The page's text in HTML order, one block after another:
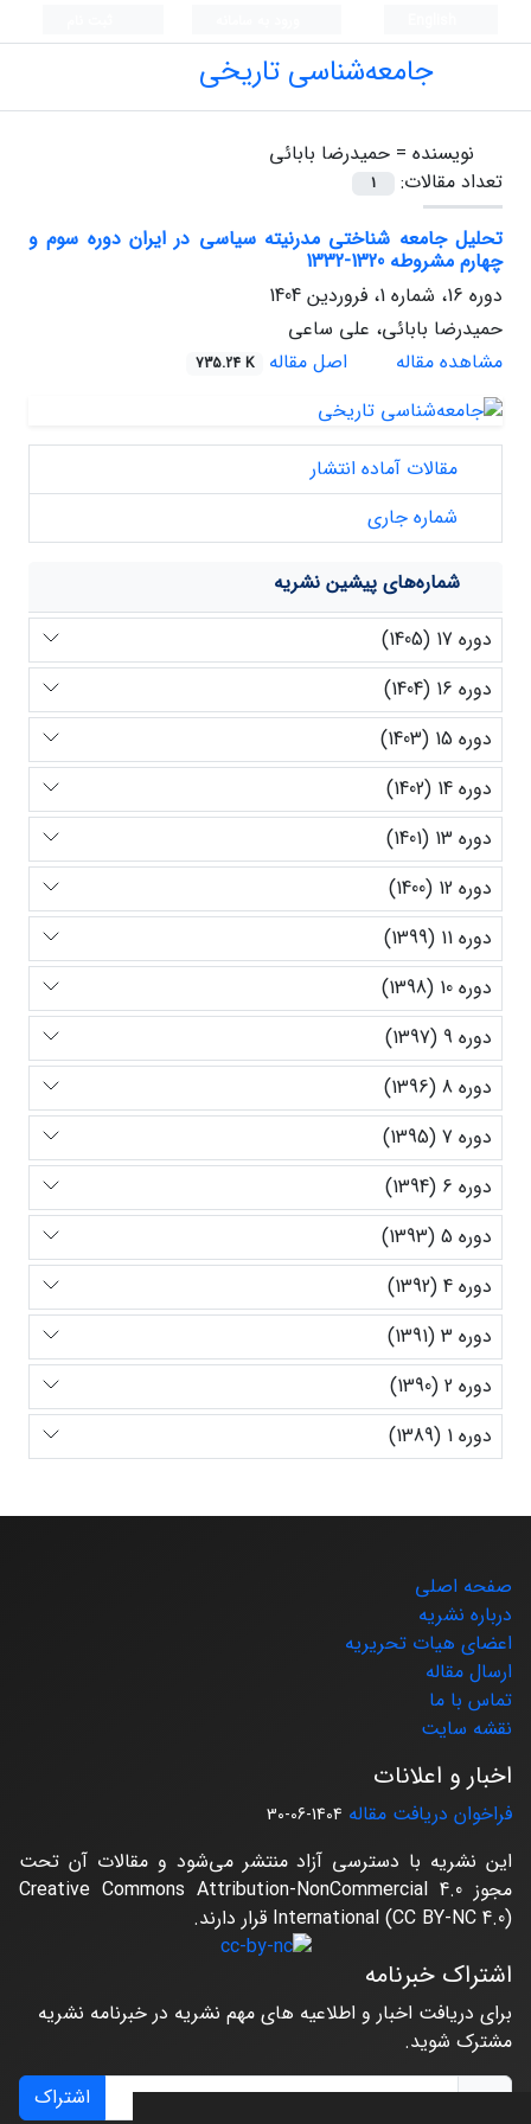
جامعه‌شناسی تاریخی
نویسنده = حمیدرضا بابائی
تعداد مقالات:
1
تحلیل جامعه شناختی مدرنیته سیاسی در ایران دوره سوم و
چهارم مشروطه 1320-1332
دوره 16، شماره 1، فروردین 1404
حمیدرضا بابائی، علی ساعی
مشاهده مقاله
اصل مقاله 735.24 K
مقالات آماده انتشار
شماره جاری
شماره‌های پیشین نشریه
دوره 17 (1405)
دوره 16 (1404)
دوره 15 (1403)
دوره 14 (1402)
دوره 13 (1401)
دوره 12 (1400)
دوره 11 (1399)
دوره 10 (1398)
دوره 9 (1397)
دوره 8 (1396)
دوره 7 (1395)
دوره 6 (1394)
دوره 5 (1393)
دوره 4 (1392)
دوره 3 (1391)
دوره 2 (1390)
دوره 1 (1389)
صفحه اصلی
درباره نشریه
اعضای هیات تحریریه
ارسال مقاله
تماس با ما
نقشه سایت
اخبار و اعلانات
فراخوان دریافت مقاله 1404-06-30
این نشریه با دسترسی آزاد منتشر می‌شود و مقالات آن تحت
مجوز Creative Commons Attribution-NonCommercial 4.0
International (CC BY-NC 4.0) قرار دارند.
اشتراک خبرنامه
برای دریافت اخبار و اطلاعیه های مهم نشریه در خبرنامه نشریه
مشترک شوید.
اشتراک